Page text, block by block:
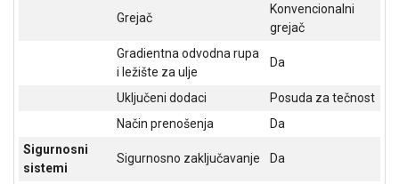
BAŠTA
OUTLET
Grejač
Konvencionalni
grejač
Gradientna odvodna rupa
i ležište za ulje
Da
Uključeni dodaci
Posuda za tečnost
Način prenošenja
Da
Sigurnosni
sistemi
Sigurnosno zaključavanje Da